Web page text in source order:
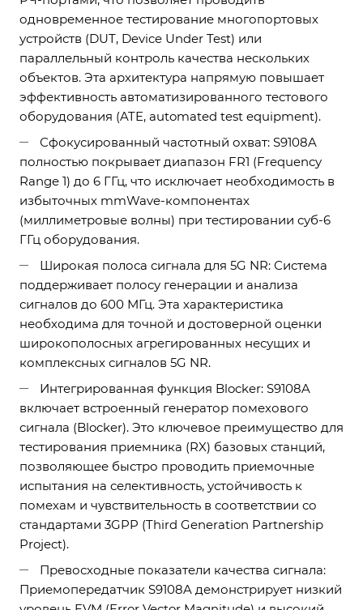
одновременное тестирование многопортовых
устройств (DUT, Device Under Test) или
параллельный контроль качества нескольких
объектов. Эта архитектура напрямую повышает
эффективность автоматизированного тестового
оборудования (ATE, automated test equipment).
Сфокусированный частотный охват: S9108A
полностью покрывает диапазон FR1 (Frequency
Range 1) до 6 ГГц, что исключает необходимость в
избыточных mmWave-компонентах
(миллиметровые волны) при тестировании суб-6
ГГц оборудования.
Широкая полоса сигнала для 5G NR: Система
поддерживает полосу генерации и анализа
сигналов до 600 МГц. Эта характеристика
необходима для точной и достоверной оценки
широкополосных агрегированных несущих и
комплексных сигналов 5G NR.
Интегрированная функция Blocker: S9108A
включает встроенный генератор помехового
сигнала (Blocker). Это ключевое преимущество для
тестирования приемника (RX) базовых станций,
позволяющее быстро проводить приемочные
испытания на селективность, устойчивость к
помехам и чувствительность в соответствии со
стандартами 3GPP (Third Generation Partnership
Project).
Превосходные показатели качества сигнала:
Приемопередатчик S9108A демонстрирует низкий